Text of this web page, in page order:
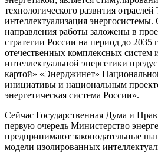
технологического развития
интеллектуализация
направления работы заложены в
стратегии России на период до 2035
отечественных комплексных систем
интеллектуальной энергетики
картой» «Энерджинет»
инициативы и национальным
энергетическая система России».
Сейчас Государственная Дума и
первую очередь Министерство
предпринимают законодательные
модели изолированных